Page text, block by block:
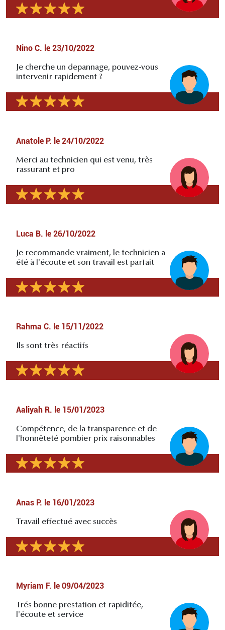
Nino C. le 23/10/2022
Je cherche un depannage, pouvez-vous
intervenir rapidement ?
Anatole P. le 24/10/2022
Merci au technicien qui est venu, très
rassurant et pro
Luca B. le 26/10/2022
Je recommande vraiment, le technicien a
été à l'écoute et son travail est parfait
Rahma C. le 15/11/2022
Ils sont très réactifs
Aaliyah R. le 15/01/2023
Compétence, de la transparence et de
l'honnêteté pombier prix raisonnables
Anas P. le 16/01/2023
Travail effectué avec succès
Myriam F. le 09/04/2023
Trés bonne prestation et rapiditée,
l'écoute et service